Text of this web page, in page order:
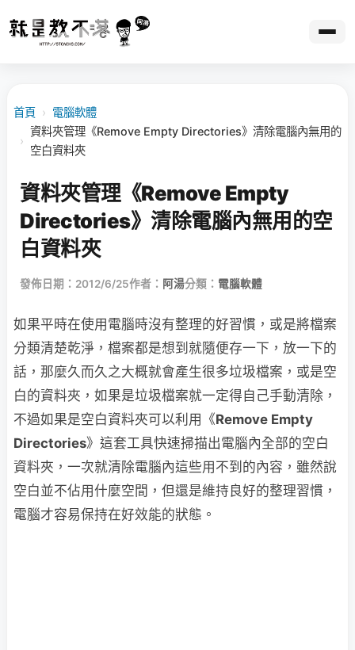
首頁 › 電腦軟體
›
資料夾管理《Remove Empty Directories》清除電腦內無用的
空白資料夾
資料夾管理《Remove Empty
Directories》清除電腦內無用的空
白資料夾
發佈日期：2012/6/25作者： 阿湯分類： 電腦軟體
如果平時在使用電腦時沒有整理的好習慣，或是將檔案
分類清楚乾淨，檔案都是想到就隨便存一下，放一下的
話，那麼久而久之大概就會產生很多垃圾檔案，或是空
白的資料夾，如果是垃圾檔案就一定得自己手動清除，
不過如果是空白資料夾可以利用《Remove Empty
Directories》這套工具快速掃描出電腦內全部的空白
資料夾，一次就清除電腦內這些用不到的內容，雖然說
空白並不佔用什麼空間，但還是維持良好的整理習慣，
電腦才容易保持在好效能的狀態。